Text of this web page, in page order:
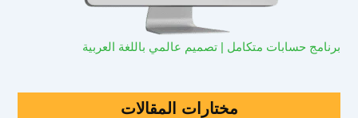
برنامج حسابات متكامل | تصميم عالمي باللغة العربية
مختارات المقالات